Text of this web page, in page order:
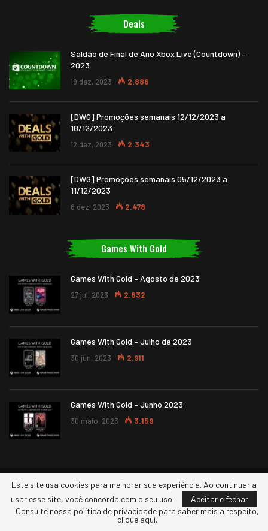
Deals
Saldão de Final de Ano Xbox Live (Countdown) –
2023
19 dez, 2023 2.888
[DWG] Promoções semanais 12/12/2023 a
18/12/2023
12 dez, 2023 2.343
[DWG] Promoções semanais 05/12/2023 a
11/12/2023
6 dez, 2023 2.478
Games With Gold
Games With Gold – Agosto de 2023
27 jul, 2023 2.832
Games With Gold – Julho de 2023
30 jun, 2023 2.911
Games With Gold – Junho 2023
30 maio, 2023 3.159
© 2026 - XBOXERS. Todos os direitos reservados.
Este site usa cookies para melhorar sua experiência. Ao continuar a
usar esse site, você concorda com o seu uso.
Aceitar e fechar
Consulte nossa política de privacidade para saber mais a respeito,
clique aqui.